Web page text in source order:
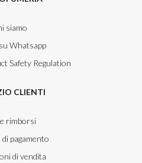
siamo
Whatsapp
Safety Regulation
CLIENTI
rimborsi
pagamento
di vendita